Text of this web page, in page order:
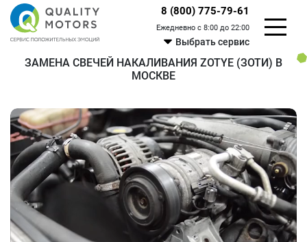
8 (800) 775-79-61
Ежедневно с 8:00 до 22:00
Выбрать сервис
ЗАМЕНА СВЕЧЕЙ НАКАЛИВАНИЯ ZOTYE (ЗОТИ) В
МОСКВЕ